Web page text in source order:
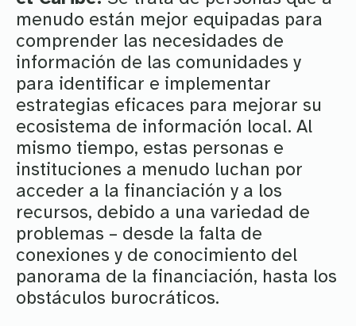
menudo están mejor equipadas para
comprender las necesidades de
información de las comunidades y
para identificar e implementar
estrategias eficaces para mejorar su
ecosistema de información local. Al
mismo tiempo, estas personas e
instituciones a menudo luchan por
acceder a la financiación y a los
recursos, debido a una variedad de
problemas – desde la falta de
conexiones y de conocimiento del
panorama de la financiación, hasta los
obstáculos burocráticos.